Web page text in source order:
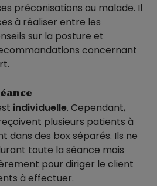
préconisations au malade. Il
à réaliser entre les
sur la posture et
concernant
individuelle. Cependant,
plusieurs patients à
dans des box séparés. Ils ne
toute la séance mais
pour diriger le client
à effectuer.